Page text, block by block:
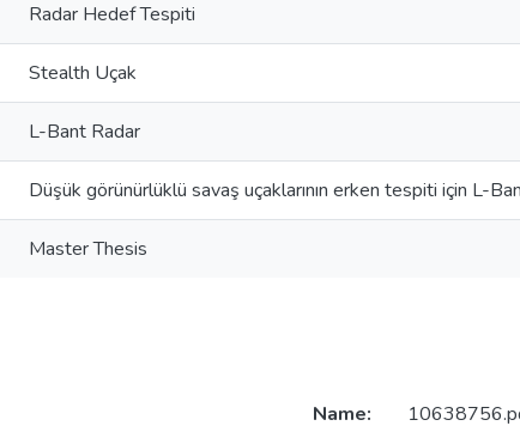
Radar Hedef Tespiti
Stealth Uçak
L-Bant Radar
Düşük görünürlüklü savaş uçaklarının erken tespiti için L-
Master Thesis
Name: